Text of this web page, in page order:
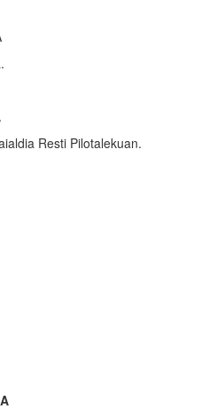
Resti Pilotalekuan.